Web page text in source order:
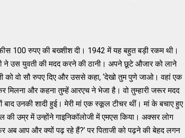
100 रुपए की बख्शीश दी। 1942 में यह बहुत बड़ी रकम थी।
उस युवती की मदद करने की ठानी। अपने छूटे औजार को लाने
को वो सौ रुपए दिए और उससे कहा, ‘देखो तुम पुणे जाओ। वहां एक
मिलना और कहना तुम्हें आरएच ने भेजा है। वो तुम्हारी जरूर मदद
उनकी शादी हुई। मेरी मां एक स्कूल टीचर थीं। मां के बचाए हुए
की उम्र में उन्होंने गाइनिकॉलोजी में एमएस किया। अक्सर लोग
अब आप और क्यों पढ़ रहे हैं?’ पर पिताजी को पढ़ने की बेहद लगन